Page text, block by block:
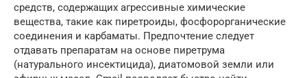
средств, содержащих агрессивные химические
вещества, такие как пиретроиды, фосфорорганические
соединения и карбаматы. Предпочтение следует
отдавать препаратам на основе пиретрума
(натурального инсектицида), диатомовой земли или